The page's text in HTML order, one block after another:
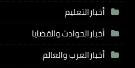
أخبارالتعليم
أخبارالحوادث والقضايا
أخبارالعرب والعالم